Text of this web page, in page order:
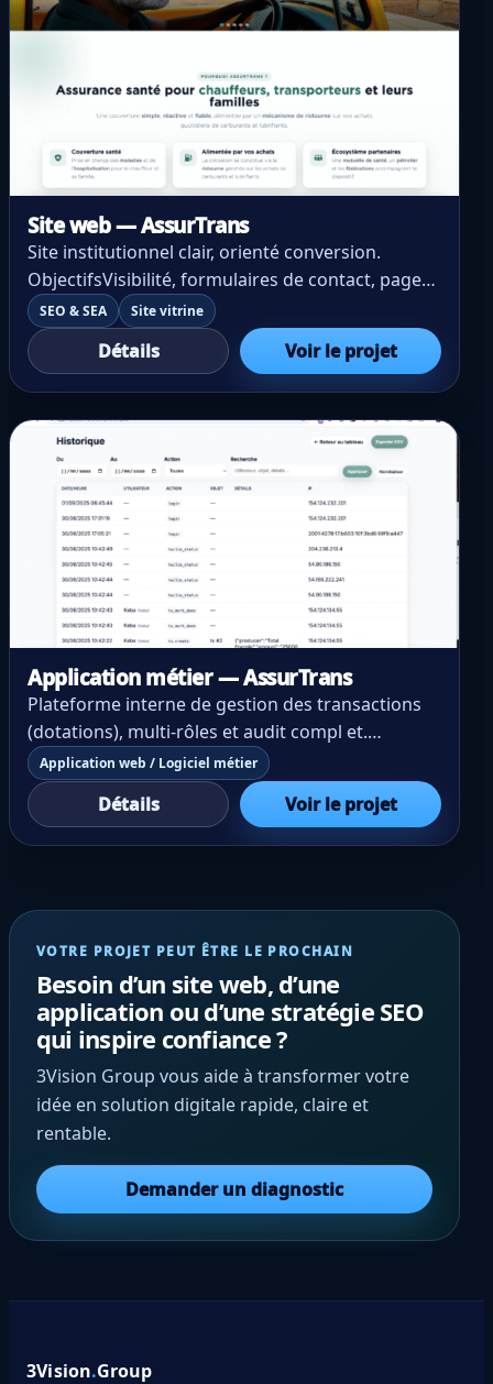
Site web — AssurTrans
Site institutionnel clair, orienté conversion.
ObjectifsVisibilité, formulaires de contact, pages
services, blog. Ce que nous avons fait Design
léger, performant (Core Web Vitals). SEO
technique (schema.org, balisage). Hébergement
+ sauvegardes automatiques. StackWordPress,
thème custom, ACF.
SEO & SEA Site vitrine
Détails Voir le projet
Application métier — AssurTrans
Plateforme interne de gestion des transactions
(dotations), multi-rôles et audit compl et.
DéfiCentraliser les dotations, tracer les statuts
(“En attente” / “Dotation faite”), normaliser les
téléphones (SN/CI), export CSV. Solution Table au
de bord temps réel (AJAX, pagination, filtres).
Application web / Logiciel métier
Détails Voir le projet
VOTRE PROJET PEUT ÊTRE LE PROCHAIN
Besoin d’un site web, d’une
application ou d’une stratégie SEO
qui inspire confiance ?
3Vision Group vous aide à transformer votre
idée en solution digitale rapide, claire et
rentable.
Demander un diagnostic
3Vision.Group